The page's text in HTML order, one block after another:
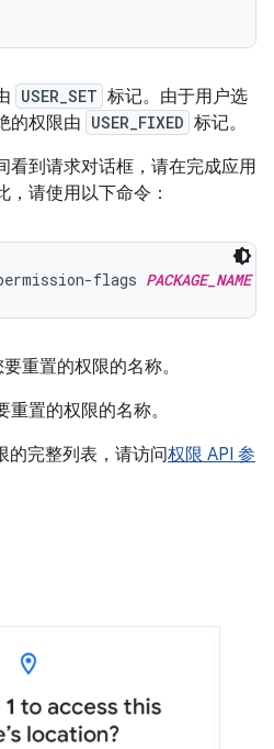
USER_SET 标记。由于用户选
的权限由 USER_FIXED 标记。
看到请求对话框，请在完成应用
请使用以下命令：
flags PACKAGE_NAME
重置的权限的名称。
重置的权限的名称。
的完整列表，请访问权限 API 参